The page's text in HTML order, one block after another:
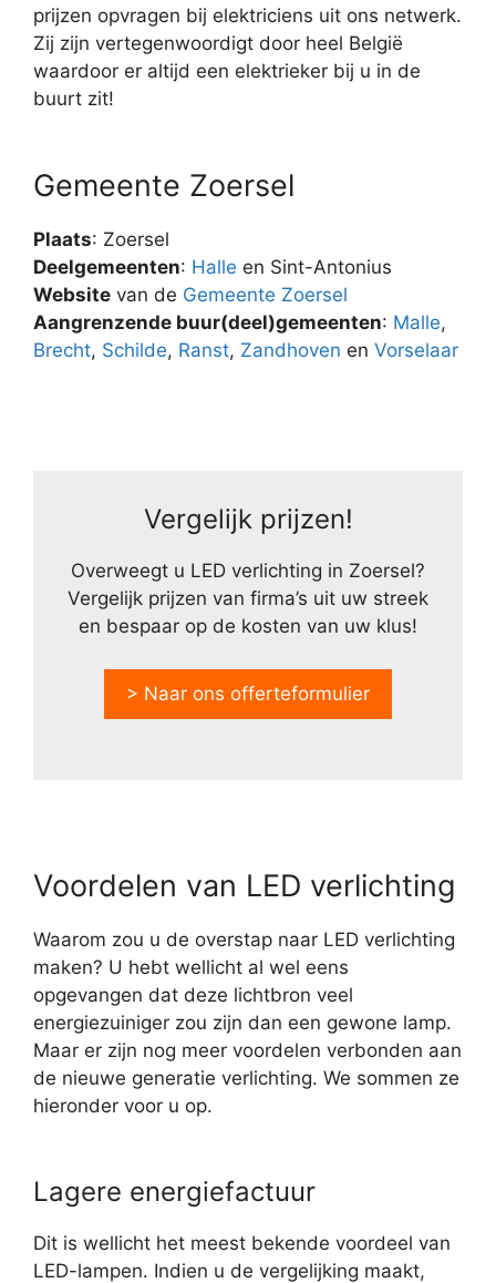
prijzen opvragen bij elektriciens uit ons netwerk.
Zij zijn vertegenwoordigt door heel België
waardoor er altijd een elektrieker bij u in de
buurt zit!
Gemeente Zoersel
Plaats: Zoersel
Deelgemeenten: Halle en Sint-Antonius
Website van de Gemeente Zoersel
Aangrenzende buur(deel)gemeenten: Malle,
Brecht, Schilde, Ranst, Zandhoven en Vorselaar
Vergelijk prijzen!
Overweegt u LED verlichting in Zoersel?
Vergelijk prijzen van firma’s uit uw streek
en bespaar op de kosten van uw klus!
> Naar ons offerteformulier
Voordelen van LED verlichting
Waarom zou u de overstap naar LED verlichting
maken? U hebt wellicht al wel eens
opgevangen dat deze lichtbron veel
energiezuiniger zou zijn dan een gewone lamp.
Maar er zijn nog meer voordelen verbonden aan
de nieuwe generatie verlichting. We sommen ze
hieronder voor u op.
Lagere energiefactuur
Dit is wellicht het meest bekende voordeel van
LED-lampen. Indien u de vergelijking maakt,